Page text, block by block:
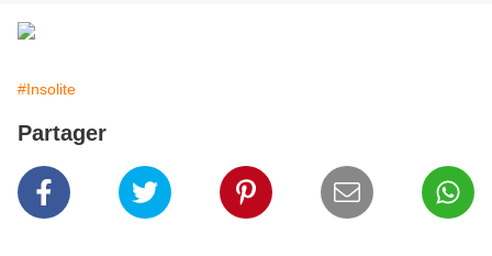
#Insolite
Partager